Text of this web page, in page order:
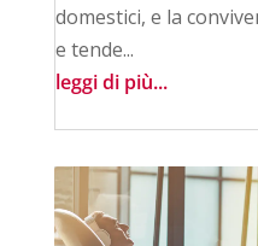
domestici, e la
e tende...
leggi di più...